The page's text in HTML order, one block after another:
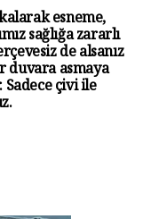
esneme,
sağlığa zararlı
de alsanız
duvara asmaya
çivi ile